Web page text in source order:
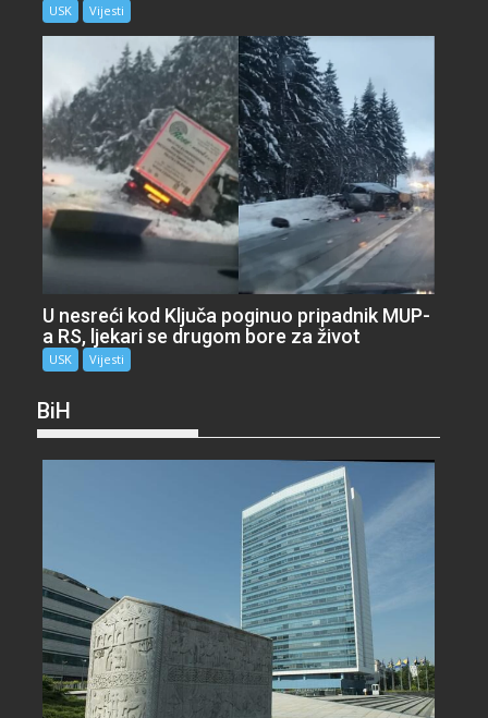
USK Vijesti
U nesreći kod Ključa poginuo pripadnik MUP-
a RS, ljekari se drugom bore za život
USK Vijesti
BiH